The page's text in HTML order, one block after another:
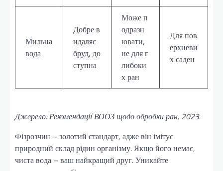
Мильна
вода
Добре в
идаляє
бруд, до
ступна
Може п
одразн
ювати,
не для г
либоки
х ран
Для пов
ерхневи
х саден
Джерело: Рекомендації ВООЗ щодо обробки ран, 2023.
Фізрозчин – золотий стандарт, адже він імітує
природний склад рідин організму. Якщо його немає,
чиста вода – ваш найкращий друг. Уникайте